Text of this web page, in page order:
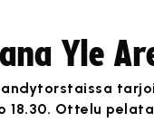
Yle
18.30. Ottelu